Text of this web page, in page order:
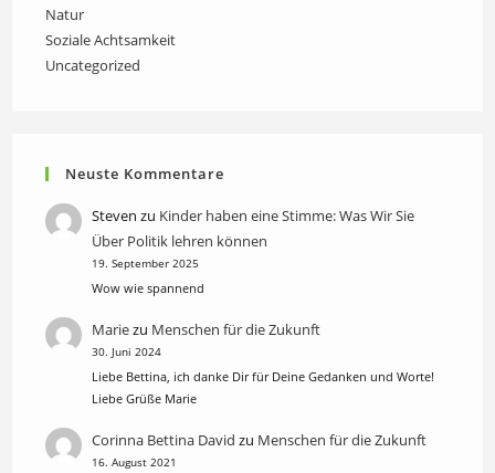
Natur
Soziale Achtsamkeit
Uncategorized
Neuste Kommentare
Steven zu Kinder haben eine Stimme: Was Wir Sie
Über Politik lehren können
19. September 2025
Wow wie spannend
Mariezu Menschen für die Zukunft
30. Juni 2024
Liebe Bettina, ich danke Dir für Deine Gedanken und Worte!
Liebe Grüße Marie
Corinna Bettina David zu Menschen für die Zukunft
16. August 2021